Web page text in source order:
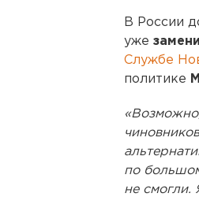
В России
уже
Службе
политике
по
не смогли.